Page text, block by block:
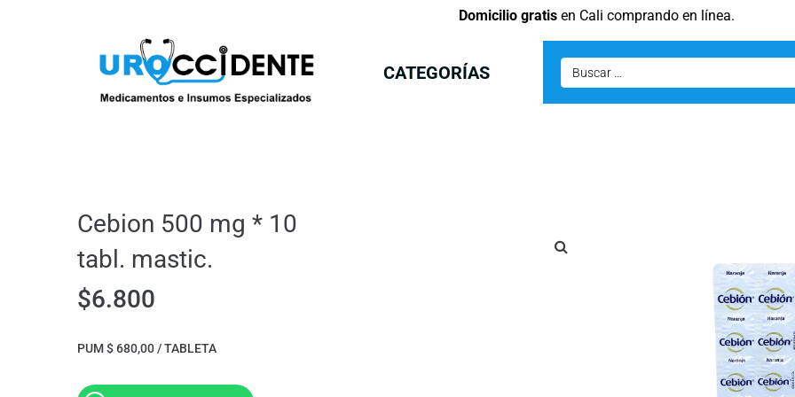
Domicilio gratisen Cali comprando en línea.
CATEGORÍAS
Cebion 500 mg * 10
tabl. mastic.
$6.800
PUM $ 680,00 / TABLETA